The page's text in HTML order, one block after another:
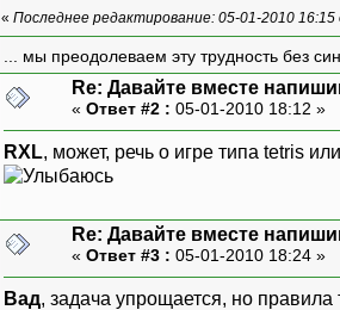
« Последнее редактирование: 05-01-2010
... мы преодолеваем эту трудность без
Re: Давайте вместе
« Ответ #2 : 05-01-2010 18:12 »
RXL, может, речь о игре типа tetris
Re: Давайте вместе
« Ответ #3 : 05-01-2010 18:24 »
Вад, задача упрощается, но